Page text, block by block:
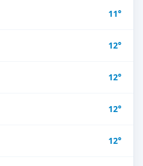
11°
12°
12°
12°
12°